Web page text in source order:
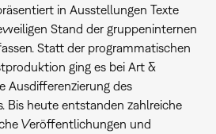
in Ausstellungen Texte
Stand der gruppeninternen
Statt der programmatischen
ging es bei Art &
Ausdifferenzierung des
Bis heute entstanden zahlreiche
Veröffentlichungen und